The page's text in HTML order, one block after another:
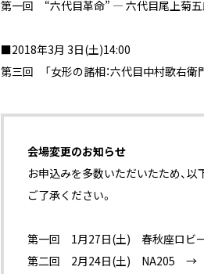
第一回 “六代目革命” — 六代目尾上菊五
■2018年3月 3日(土)14:00
第三回 「女形の諸相：六代目中村歌右衛
会場変更のお知らせ
お申込みを多数いただいたため、以
ご了承ください。
第一回 1月27日(土) 春秋座ロ
第二回 2月24日(土) NA205 → 映